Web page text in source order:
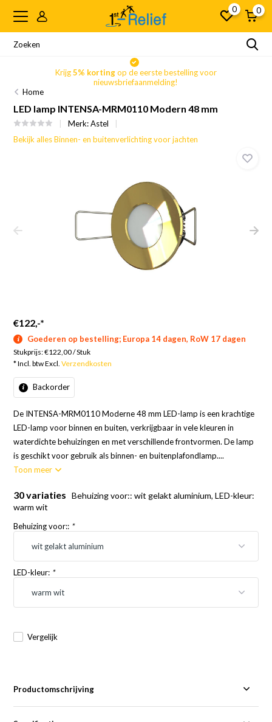
0 0
Krijg5% kortingop de eerste bestelling voor
nieuwsbriefaanmelding!
Home
LED lamp INTENSA-MRM0110 Modern 48 mm
Merk:Astel
Bekijk alles Binnen- en buitenverlichting voor jachten
€122,-*
Goederen op bestelling; Europa 14 dagen, RoW 17 dagen
Stukprijs:€122,00/Stuk
* Incl. btw Excl.Verzendkosten
Backorder
De INTENSA-MRM0110 Moderne 48 mm LED-lamp is een krachtige
LED-lamp voor binnen en buiten, verkrijgbaar in vele kleuren in
waterdichte behuizingen en met verschillende frontvormen. De lamp
is geschikt voor gebruik als binnen- en buitenplafondlamp....
Toon meer
30 variaties
Behuizing voor:: wit gelakt aluminium, LED-kleur:
warm wit
Behuizing voor:: *
LED-kleur: *
Vergelijk
Productomschrijving